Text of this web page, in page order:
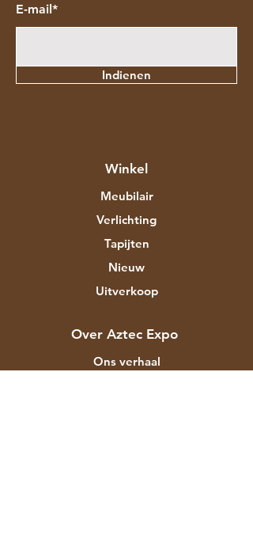
E-mail*
Indienen
Winkel
Meubilair
Verlichting
Tapijten
Nieuw
Uitverkoop
Over Aztec Expo
Ons verhaal